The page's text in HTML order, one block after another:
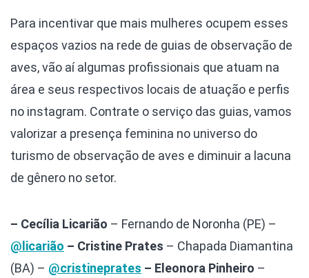
Para incentivar que mais mulheres ocupem esses
espaços vazios na rede de guias de observação de
aves, vão aí algumas profissionais que atuam na
área e seus respectivos locais de atuação e perfis
no instagram. Contrate o serviço das guias, vamos
valorizar a presença feminina no universo do
turismo de observação de aves e diminuir a lacuna
de gênero no setor.
– Cecília Licarião – Fernando de Noronha (PE) –
@licarião – Cristine Prates – Chapada Diamantina
(BA) – @cristineprates – Eleonora Pinheiro –